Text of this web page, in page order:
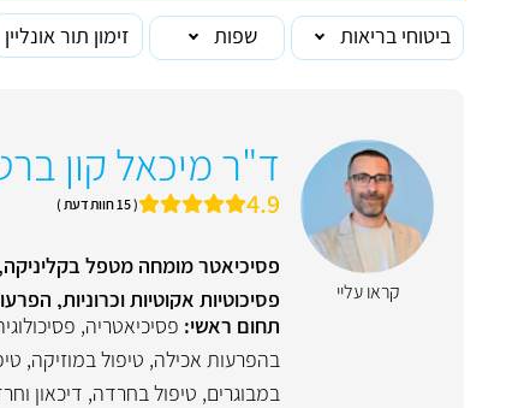
ביטוחי בריאות שפות זימון תור אונליין
קראו עליי
ד"ר מיכאל קון
4.9 ( 15 חוות דעת )
פסיכיאטר מומחה מטפל
פסיכוטיות אקוטיות וכרוניות,
תחום ראשי: פסיכיאטריה,
בהפרעות אכילה, טיפול במוזיקה,
במבוגרים, טיפול בחרדה, דיכאון